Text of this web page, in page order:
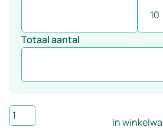
Totaal aantal
Wandtegel
turquoise
In